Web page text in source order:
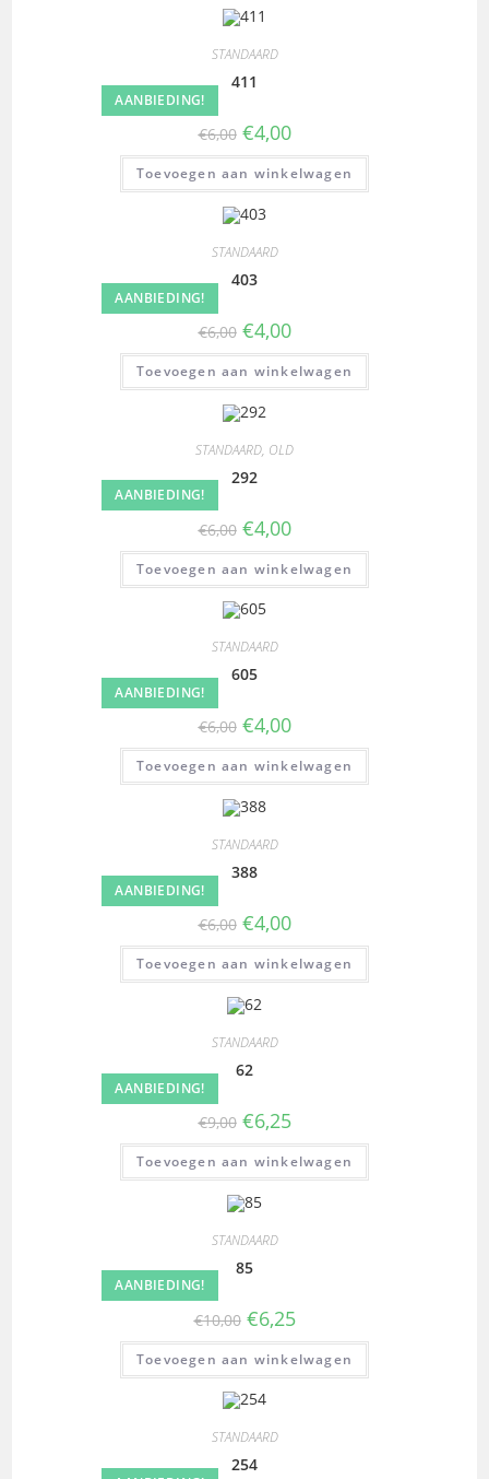
AANBIEDING!
STANDAARD
411
€6,00 €4,00
Toevoegen aan winkelwagen
AANBIEDING!
STANDAARD
403
€6,00 €4,00
Toevoegen aan winkelwagen
AANBIEDING!
STANDAARD, OLD
292
€6,00 €4,00
Toevoegen aan winkelwagen
AANBIEDING!
STANDAARD
605
€6,00 €4,00
Toevoegen aan winkelwagen
AANBIEDING!
STANDAARD
388
€6,00 €4,00
Toevoegen aan winkelwagen
AANBIEDING!
STANDAARD
62
€9,00 €6,25
Toevoegen aan winkelwagen
AANBIEDING!
STANDAARD
85
€10,00 €6,25
Toevoegen aan winkelwagen
STANDAARD
254